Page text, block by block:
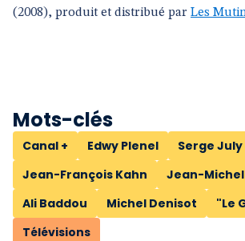
(2008), produit et distribué par Les
Mots-clés
Canal + Edwy Plenel
Serge July
Jean-François Kahn
Jean-
Ali Baddou
Michel Denisot
"Le
Télévisions